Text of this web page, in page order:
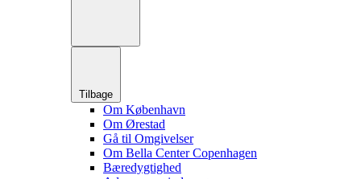
Tilbage
Om København
Om Ørestad
Gå til Omgivelser
Om Bella Center Copenhagen
Bæredygtighed